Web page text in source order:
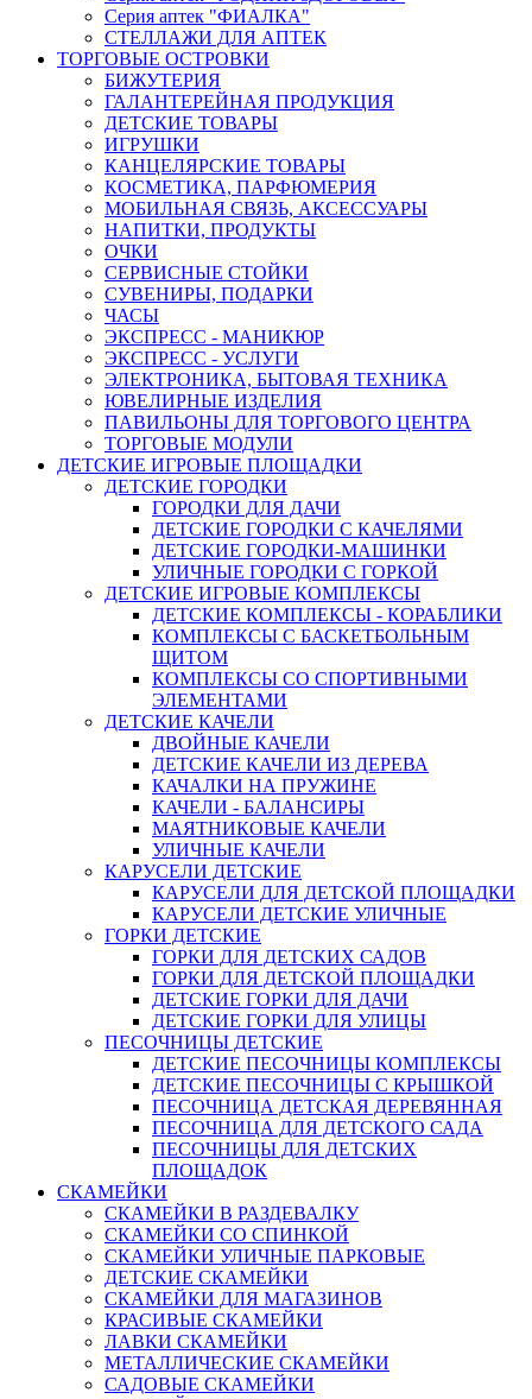
Серия аптек "ФИАЛКА"
СТЕЛЛАЖИ ДЛЯ АПТЕК
ТОРГОВЫЕ ОСТРОВКИ
БИЖУТЕРИЯ
ГАЛАНТЕРЕЙНАЯ ПРОДУКЦИЯ
ДЕТСКИЕ ТОВАРЫ
ИГРУШКИ
КАНЦЕЛЯРСКИЕ ТОВАРЫ
КОСМЕТИКА, ПАРФЮМЕРИЯ
МОБИЛЬНАЯ СВЯЗЬ, АКСЕССУАРЫ
НАПИТКИ, ПРОДУКТЫ
ОЧКИ
СЕРВИСНЫЕ СТОЙКИ
СУВЕНИРЫ, ПОДАРКИ
ЧАСЫ
ЭКСПРЕСС - МАНИКЮР
ЭКСПРЕСС - УСЛУГИ
ЭЛЕКТРОНИКА, БЫТОВАЯ ТЕХНИКА
ЮВЕЛИРНЫЕ ИЗДЕЛИЯ
ПАВИЛЬОНЫ ДЛЯ ТОРГОВОГО ЦЕНТРА
ТОРГОВЫЕ МОДУЛИ
ДЕТСКИЕ ИГРОВЫЕ ПЛОЩАДКИ
ДЕТСКИЕ ГОРОДКИ
ГОРОДКИ ДЛЯ ДАЧИ
ДЕТСКИЕ ГОРОДКИ С КАЧЕЛЯМИ
ДЕТСКИЕ ГОРОДКИ-МАШИНКИ
УЛИЧНЫЕ ГОРОДКИ С ГОРКОЙ
ДЕТСКИЕ ИГРОВЫЕ КОМПЛЕКСЫ
ДЕТСКИЕ КОМПЛЕКСЫ - КОРАБЛИКИ
КОМПЛЕКСЫ С БАСКЕТБОЛЬНЫМ
ЩИТОМ
КОМПЛЕКСЫ СО СПОРТИВНЫМИ
ЭЛЕМЕНТАМИ
ДЕТСКИЕ КАЧЕЛИ
ДВОЙНЫЕ КАЧЕЛИ
ДЕТСКИЕ КАЧЕЛИ ИЗ ДЕРЕВА
КАЧАЛКИ НА ПРУЖИНЕ
КАЧЕЛИ - БАЛАНСИРЫ
МАЯТНИКОВЫЕ КАЧЕЛИ
УЛИЧНЫЕ КАЧЕЛИ
КАРУСЕЛИ ДЕТСКИЕ
КАРУСЕЛИ ДЛЯ ДЕТСКОЙ ПЛОЩАДКИ
КАРУСЕЛИ ДЕТСКИЕ УЛИЧНЫЕ
ГОРКИ ДЕТСКИЕ
ГОРКИ ДЛЯ ДЕТСКИХ САДОВ
ГОРКИ ДЛЯ ДЕТСКОЙ ПЛОЩАДКИ
ДЕТСКИЕ ГОРКИ ДЛЯ ДАЧИ
ДЕТСКИЕ ГОРКИ ДЛЯ УЛИЦЫ
ПЕСОЧНИЦЫ ДЕТСКИЕ
ДЕТСКИЕ ПЕСОЧНИЦЫ КОМПЛЕКСЫ
ДЕТСКИЕ ПЕСОЧНИЦЫ С КРЫШКОЙ
ПЕСОЧНИЦА ДЕТСКАЯ ДЕРЕВЯННАЯ
ПЕСОЧНИЦА ДЛЯ ДЕТСКОГО САДА
ПЕСОЧНИЦЫ ДЛЯ ДЕТСКИХ
ПЛОЩАДОК
СКАМЕЙКИ
СКАМЕЙКИ В РАЗДЕВАЛКУ
СКАМЕЙКИ СО СПИНКОЙ
СКАМЕЙКИ УЛИЧНЫЕ ПАРКОВЫЕ
ДЕТСКИЕ СКАМЕЙКИ
СКАМЕЙКИ ДЛЯ МАГАЗИНОВ
КРАСИВЫЕ СКАМЕЙКИ
ЛАВКИ СКАМЕЙКИ
МЕТАЛЛИЧЕСКИЕ СКАМЕЙКИ
САДОВЫЕ СКАМЕЙКИ